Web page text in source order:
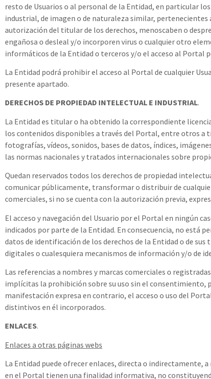
resto de Usuarios o al personal de la Entidad, en particular
industrial, de imagen o de naturaleza similar, pertenecientes
autorización del titular de los derechos, menoscaben o
engañosa o desleal y/o incorporen virus o cualquier otro
informáticos de la Entidad o terceros y/o el acceso al Portal
La Entidad podrá prohibir el acceso al Portal de cualquier
presente apartado.
DERECHOS DE PROPIEDAD INTELECTUAL E INDUSTRIAL.
La Entidad es titular o ha obtenido la correspondiente
los contenidos disponibles a través del Portal, entre otros a
fotografías, vídeos, sonidos, bases de datos, índices,
las normas nacionales y tratados internacionales sobre
Quedan reservados todos los derechos de propiedad
comunicar públicamente, transformar o distribuir de
comerciales, si no se cuenta con la autorización previa,
El acceso y navegación del Usuario por el Portal en ningún
indicados por parte de la Entidad. En consecuencia, no está
datos de identificación de los derechos de la Entidad o de
digitales o cualesquiera mecanismos de información y/o de
Las referencias a nombres y marcas comerciales o
implícitas la prohibición sobre su uso sin el consentimiento,
manifestación expresa en contrario, el acceso o uso del
distintivos en él incorporados.
ENLACES.
Enlaces a otras páginas webs
La Entidad puede ofrecer enlaces, directa o indirectamente,
en el Portal tienen una finalidad informativa, no